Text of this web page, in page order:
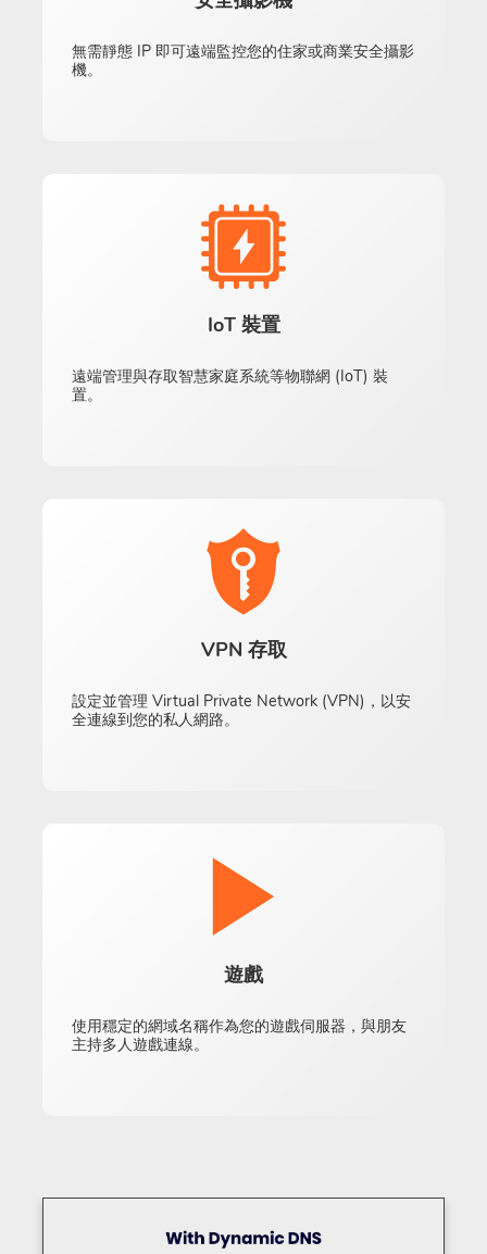
無需靜態 IP 即可遠端監控您的住家或商業安全攝影
機。
IoT 裝置
遠端管理與存取智慧家庭系統等物聯網 (IoT) 裝
置。
VPN 存取
設定並管理 Virtual Private Network (VPN)，以安
全連線到您的私人網路。
遊戲
使用穩定的網域名稱作為您的遊戲伺服器，與朋友
主持多人遊戲連線。